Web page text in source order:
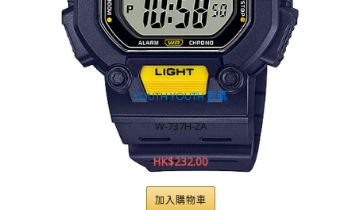
YOUTH,YOUTH 數碼
W-737H-2A
HK$232.00
加入購物車